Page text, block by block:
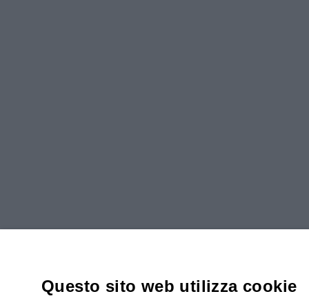
Questo sito web utilizza cookie